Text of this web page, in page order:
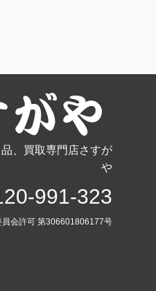
、買取専門店さすが
や
991-323
員会許可 第306601806177号